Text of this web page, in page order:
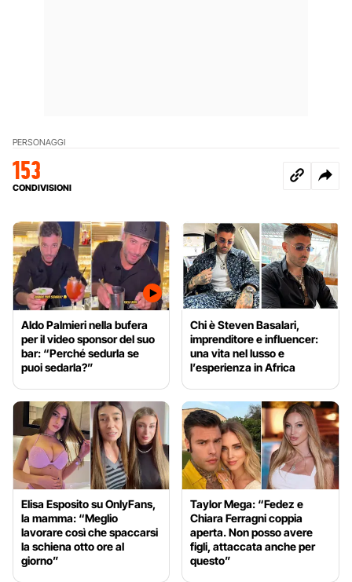
PERSONAGGI
153
CONDIVISIONI
Aldo Palmieri nella bufera
per il video sponsor del suo
bar: “Perché sedurla se
puoi sedarla?”
Chi è Steven Basalari,
imprenditore e influencer:
una vita nel lusso e
l’esperienza in Africa
Elisa Esposito su OnlyFans,
la mamma: “Meglio
lavorare così che spaccarsi
la schiena otto ore al
giorno”
Taylor Mega: “Fedez e
Chiara Ferragni coppia
aperta. Non posso avere
figli, attaccata anche per
questo”